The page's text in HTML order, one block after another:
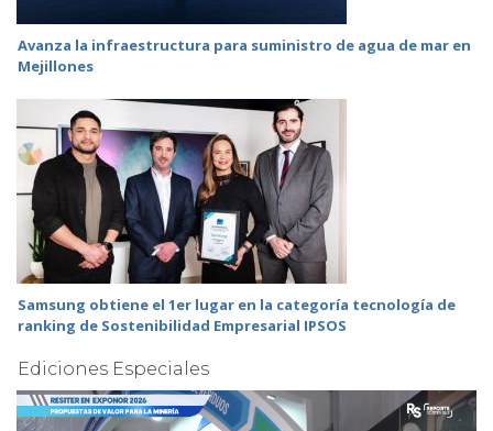
Avanza la infraestructura para suministro de agua de mar en
Mejillones
Samsung obtiene el 1er lugar en la categoría tecnología de
ranking de Sostenibilidad Empresarial IPSOS
Ediciones Especiales